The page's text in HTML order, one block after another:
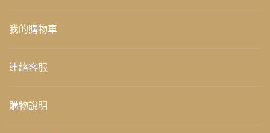
我的購物車
連絡客服
購物說明